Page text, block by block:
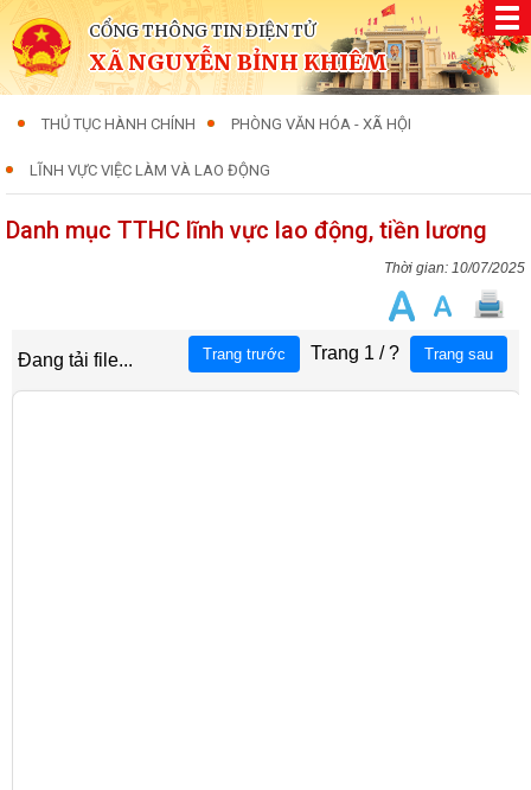
CỔNG THÔNG TIN ĐIỆN TỬ
XÃ NGUYỄN BỈNH KHIÊM
THỦ TỤC HÀNH CHÍNH PHÒNG VĂN HÓA - XÃ HỘI
LĨNH VỰC VIỆC LÀM VÀ LAO ĐỘNG
Danh mục TTHC lĩnh vực lao động, tiền lương
10/07/2025